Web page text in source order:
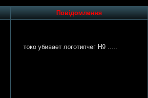
Повідомлення
токо убивает логотипчег H9 .....